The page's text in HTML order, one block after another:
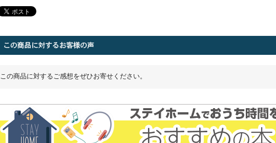
この商品に対するご感想をぜひお寄せください。